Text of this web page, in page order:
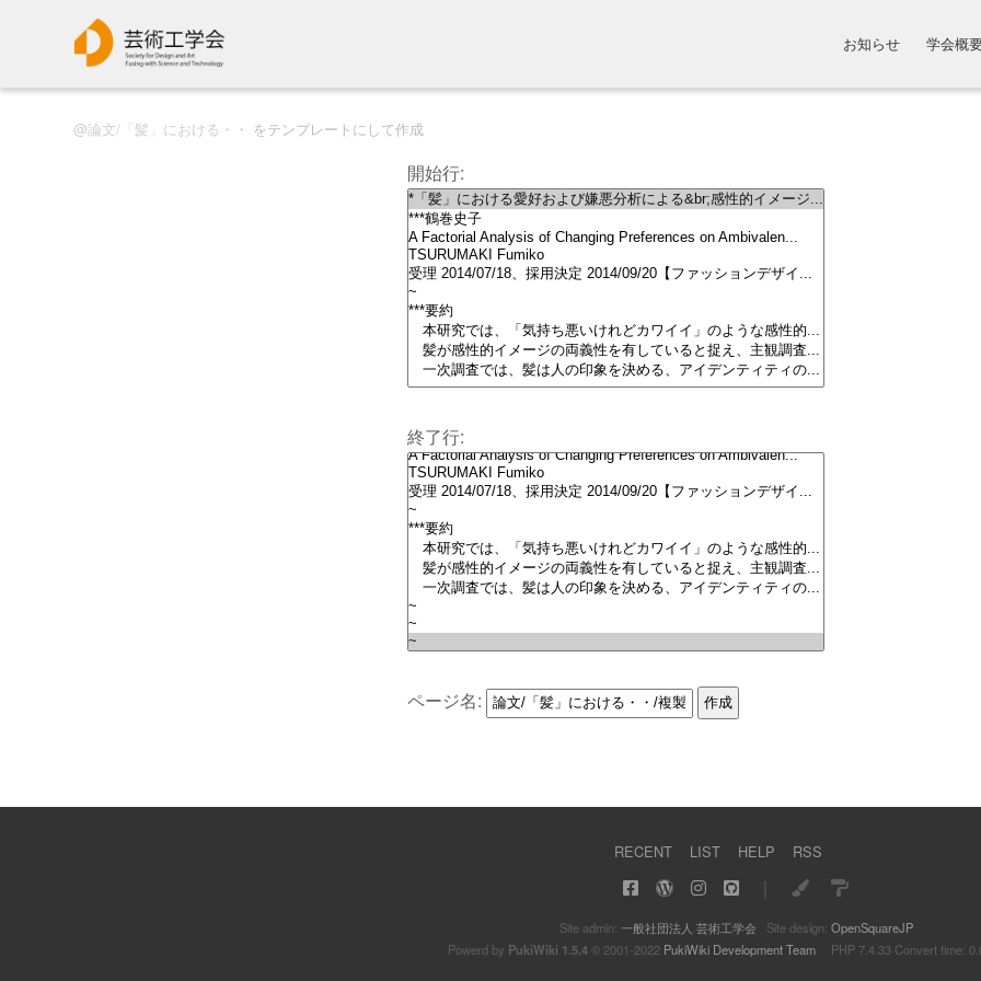
論文/「髪」における・・ をテンプレートにして作成
お知らせ 学会概
開始行:
終了行:
ページ名:
RECENT LIST HELP RSS
Site admin: 一般社団法人 芸術工学会 Site design: OpenSquareJP
Powerd by PukiWiki 1.5.4© 2001-2022 PukiWiki Development TeamPHP 7.4.33 Convert time: